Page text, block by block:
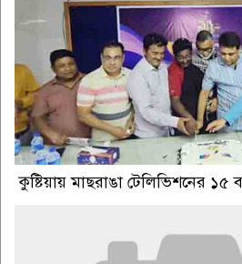
কুষ্টিয়ায় মাছরাঙা টেলিভিশনের ১৫